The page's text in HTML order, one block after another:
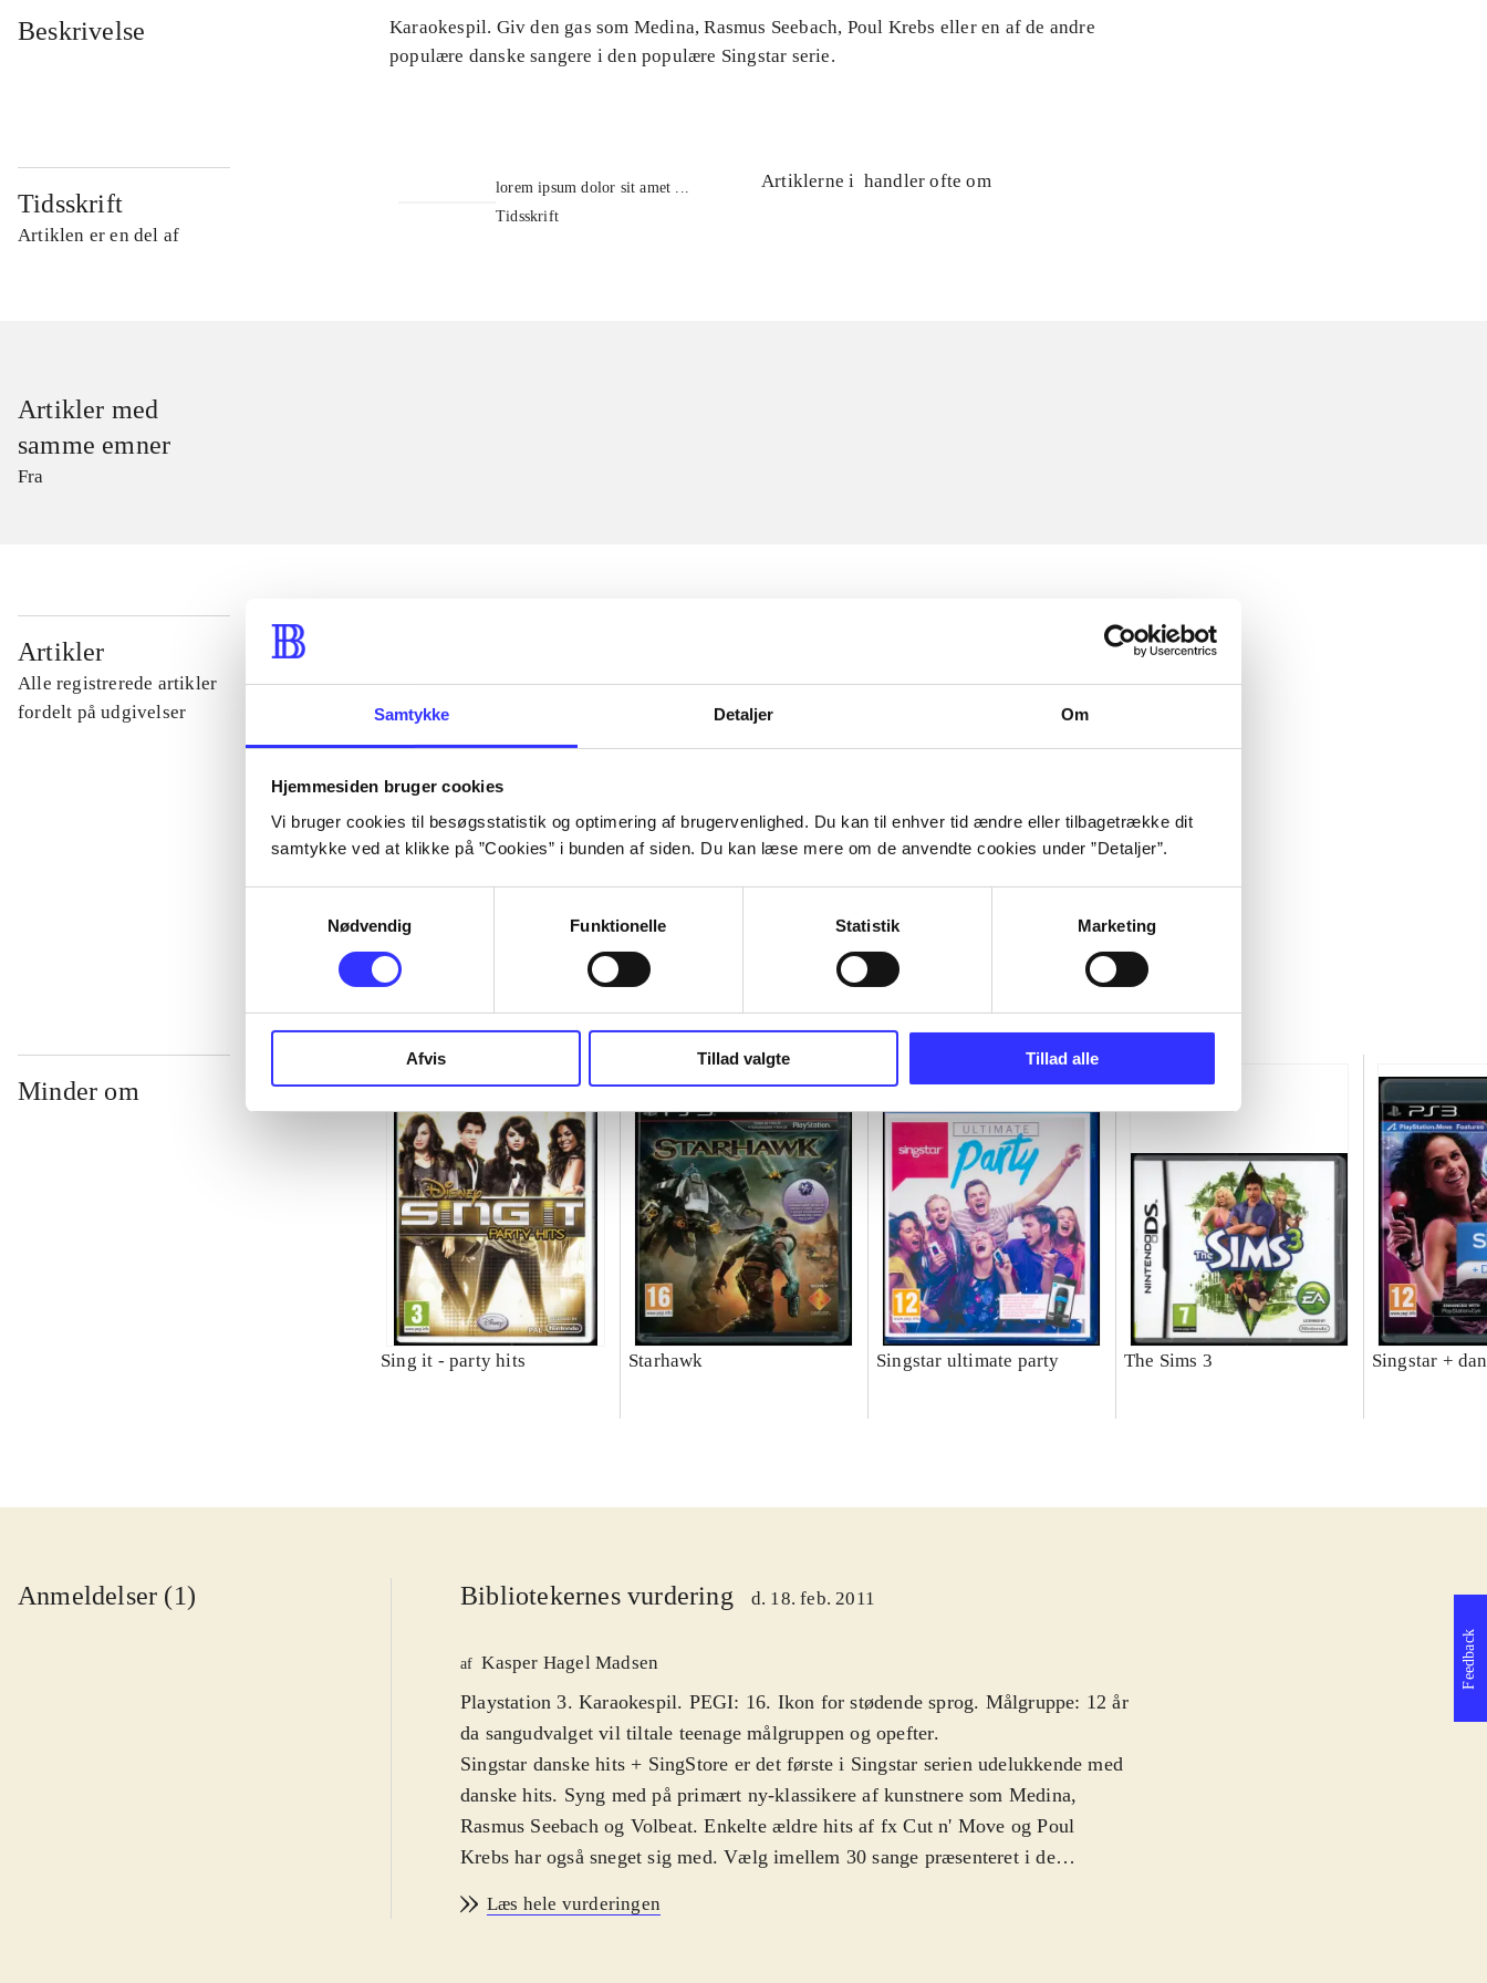
Samtykke Detaljer Om
Hjemmesiden bruger cookies
Vi bruger cookies til besøgsstatistik og optimering af brugervenlighed. Du kan til enhver tid ændre eller tilbagetrække dit
samtykke ved at klikke på ”Cookies” i bunden af siden. Du kan læse mere om de anvendte cookies under ”Detaljer”.
Nødvendig
Funktionelle Statistik Marketing
Afvis Tillad valgte Tillad alle
Beskrivelse
Karaokespil. Giv den gas som Medina, Rasmus Seebach, Poul Krebs eller en af de andre
populære danske sangere i den populære Singstar serie.
Tidsskrift
Artiklen er en del af
lorem ipsum dolor sit amet ...
Tidsskrift
Artiklerne i handler ofte om
Artikler med
samme emner
Fra
Artikler
Alle registrerede artikler
fordelt på udgivelser
...
...
...
...
Minder om
Sing it - party hits Starhawk Singstar ultimate party The Sims 3 Singstar +
Anmeldelser (1) Bibliotekernes vurdering d. 18. feb. 2011
af Kasper Hagel Madsen
Playstation 3. Karaokespil. PEGI: 16. Ikon for stødende sprog. Målgruppe: 12 år
da sangudvalget vil tiltale teenage målgruppen og opefter.
Singstar danske hits + SingStore er det første i Singstar serien udelukkende med
danske hits. Syng med på primært ny-klassikere af kunstnere som Medina,
Rasmus Seebach og Volbeat. Enkelte ældre hits af fx Cut n' Move og Poul
Krebs har også sneget sig med. Vælg imellem 30 sange præsenteret i de
SingStore kan der downloades flere hits til repertoiret. En sjov feature er at ens
Læs hele vurderingen
Feedback